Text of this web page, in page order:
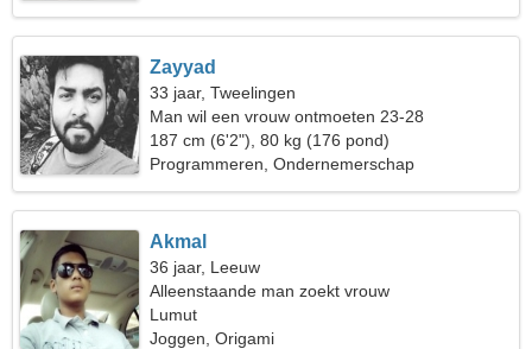
Zayyad
33 jaar, Tweelingen
Man wil een vrouw ontmoeten 23-28
187 cm (6'2"), 80 kg (176 pond)
Programmeren, Ondernemerschap
Akmal
36 jaar, Leeuw
Alleenstaande man zoekt vrouw
Lumut
Joggen, Origami